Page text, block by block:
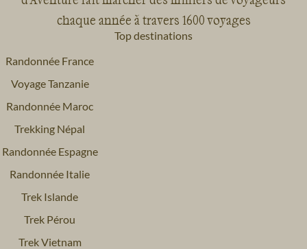
chaque année à travers 1600 voyages
Top destinations
Randonnée France
Voyage Tanzanie
Randonnée Maroc
Trekking Népal
Randonnée Espagne
Randonnée Italie
Trek Islande
Trek Pérou
Trek Vietnam